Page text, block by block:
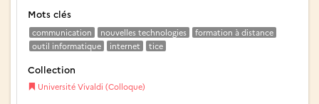
Mots clés
communication nouvelles technologies
formation à distance
outil informatique
internet tice
Collection
Université Vivaldi (Colloque)